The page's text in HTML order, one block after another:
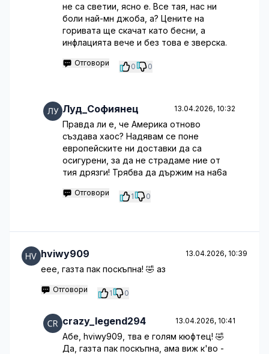
не са светии, ясно е. Все тая, нас ни
боли най-мн джоба, а? Цените на
горивата ще скачат като бесни, а
инфлацията вече и без това е зверска.
Отговори 0 0
Луд_Софиянец 13.04.2026, 10:32
Правда ли е, че Америка отново
създава хаос? Надявам се поне
европейските ни доставки да са
осигурени, за да не страдаме ние от
тия дрязги! Трябва да държим на на6а
Отговори 1 0
hviwy909 13.04.2026, 10:39
еее, газта пак поскъпна! 🤣 аз
Отговори 1 0
crazy_legend294 13.04.2026, 10:41
Абе, hviwy909, тва е голям кюфтец! 🤣
Да, газта пак поскъпна, ама виж к'во -